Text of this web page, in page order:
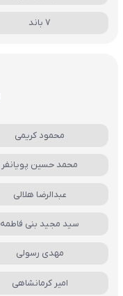
7 باند
محمود کریمی
محمد حسین پویانفر
عبدالرضا هلالی
سید مجید بنی فاطمه
مهدی رسولی
امیر کرمانشاهی